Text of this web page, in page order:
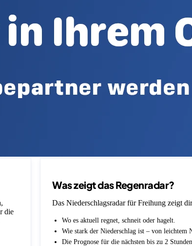
die
Was zeigt das Regenradar?
Das Niederschlagsradar für Freihung zeigt
Wo es aktuell regnet, schneit oder hagelt.
Wie stark der Niederschlag ist – von leichtem
Die Prognose für die nächsten bis zu 2